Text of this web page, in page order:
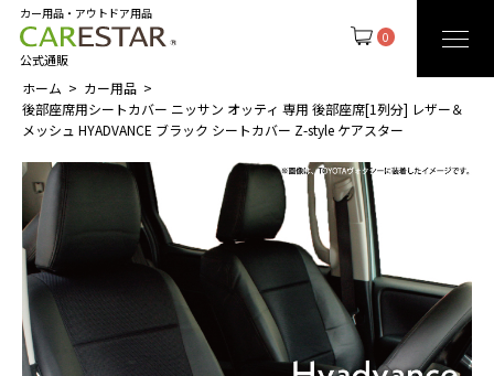
0
カー用品・アウトドア用品
公式通販
ホーム
カー用品
後部座席用シートカバー ニッサン オッティ 専用 後部座席[1列分] レザー＆
メッシュ HYADVANCE ブラック シートカバー Z-style ケアスター